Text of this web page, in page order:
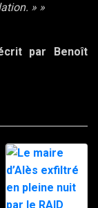
» »
par
Benoît